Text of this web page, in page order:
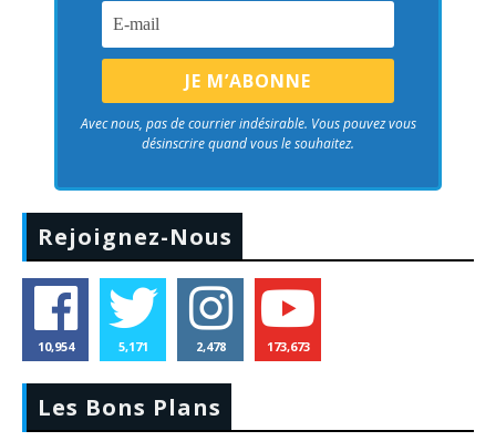
Avec nous, pas de courrier indésirable. Vous pouvez vous
désinscrire quand vous le souhaitez.
Rejoignez-Nous
10,954 5,171 2,478 173,673
Les Bons Plans